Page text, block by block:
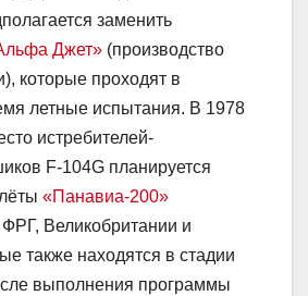
заменить
Джет» (производство
которые проходят в
летные испытания. В 1978
истребителей-
F-104G планируется
«Панавиа-200»
Великобритании и
также находятся в стадии
выполнения программы